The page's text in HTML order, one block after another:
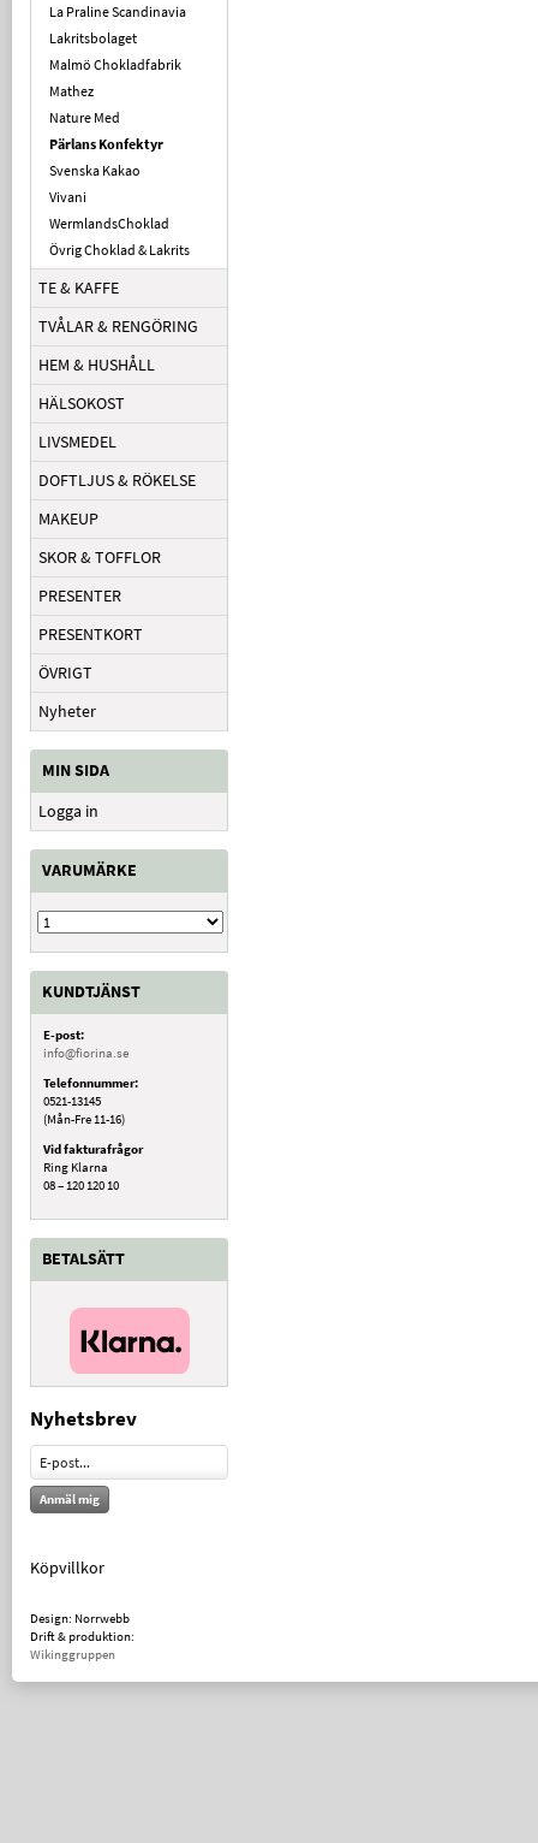
La Praline Scandinavia
Lakritsbolaget
Malmö Chokladfabrik
Mathez
Nature Med
Pärlans Konfektyr
Svenska Kakao
Vivani
WermlandsChoklad
Övrig Choklad & Lakrits
TE & KAFFE
TVÅLAR & RENGÖRING
HEM & HUSHÅLL
HÄLSOKOST
LIVSMEDEL
DOFTLJUS & RÖKELSE
MAKEUP
SKOR & TOFFLOR
PRESENTER
PRESENTKORT
ÖVRIGT
Nyheter
MIN SIDA
Logga in
VARUMÄRKE
KUNDTJÄNST
E-post:
info@fiorina.se
Telefonnummer:
0521-13145
(Mån-Fre 11-16)
Vid fakturafrågor
Ring Klarna
08 – 120 120 10
BETALSÄTT
Nyhetsbrev
Anmäl mig
Köpvillkor
Design: Norrwebb
Drift & produktion:
Wikinggruppen